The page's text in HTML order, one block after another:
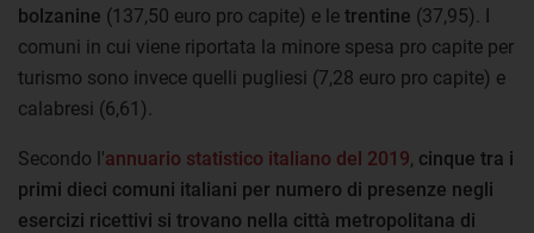
bolzanine (137,50 euro pro capite) e le trentine (37,95). I
comuni in cui viene riportata la minore spesa pro capite per
turismo sono invece quelli pugliesi (7,28 euro pro capite) e
calabresi (6,61).
Secondo l'annuario statistico italiano del 2019, cinque tra i
primi dieci comuni italiani per numero di presenze negli
esercizi ricettivi si trovano nella città metropolitana di